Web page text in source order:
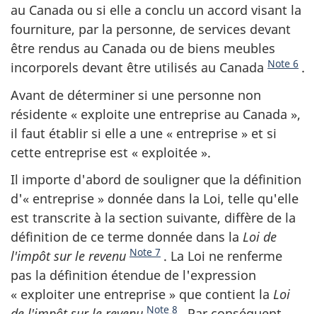
au Canada ou si elle a conclu un accord visant la
fourniture, par la personne, de services devant
être rendus au Canada ou de biens meubles
incorporels devant être utilisés au Canada Note 6 .
Avant de déterminer si une personne non
résidente « exploite une entreprise au Canada »,
il faut établir si elle a une « entreprise » et si
cette entreprise est « exploitée ».
Il importe d'abord de souligner que la définition
d'« entreprise » donnée dans la Loi, telle qu'elle
est transcrite à la section suivante, diffère de la
définition de ce terme donnée dans la Loi de
l'impôt sur le revenu Note 7 . La Loi ne renferme
pas la définition étendue de l'expression
« exploiter une entreprise » que contient la Loi
Note 8